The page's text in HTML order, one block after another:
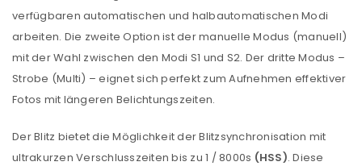
verfügbaren automatischen und halbautomatischen Modi
arbeiten. Die zweite Option ist der manuelle Modus (manuell)
mit der Wahl zwischen den Modi S1 ​​und S2. Der dritte Modus –
Strobe (Multi) – eignet sich perfekt zum Aufnehmen effektiver
Fotos mit längeren Belichtungszeiten.
Der Blitz bietet die Möglichkeit der Blitzsynchronisation mit
ultrakurzen Verschlusszeiten bis zu 1 / 8000s (HSS). Diese